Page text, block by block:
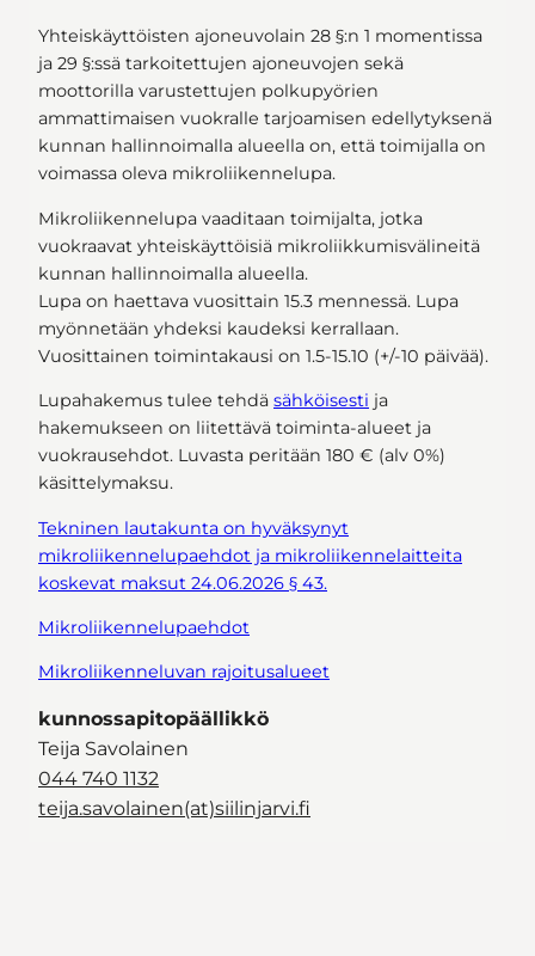
Yhteiskäyttöisten ajoneuvolain 28 §:n 1 momentissa
ja 29 §:ssä tarkoitettujen ajoneuvojen sekä
moottorilla varustettujen polkupyörien
ammattimaisen vuokralle tarjoamisen edellytyksenä
kunnan hallinnoimalla alueella on, että toimijalla on
voimassa oleva mikroliikennelupa.
Mikroliikennelupa vaaditaan toimijalta, jotka
vuokraavat yhteiskäyttöisiä mikroliikkumisvälineitä
kunnan hallinnoimalla alueella.
Lupa on haettava vuosittain 15.3 mennessä. Lupa
myönnetään yhdeksi kaudeksi kerrallaan.
Vuosittainen toimintakausi on 1.5-15.10 (+/-10 päivää).
Lupahakemus tulee tehdä sähköisesti ja
hakemukseen on liitettävä toiminta-alueet ja
vuokrausehdot. Luvasta peritään 180 € (alv 0%)
käsittelymaksu.
Tekninen lautakunta on hyväksynyt
mikroliikennelupaehdot ja mikroliikennelaitteita
koskevat maksut 24.06.2026 § 43.
Mikroliikennelupaehdot
Mikroliikenneluvan rajoitusalueet
kunnossapitopäällikkö
Teija Savolainen
044 740 1132
teija.savolainen(at)siilinjarvi.fi